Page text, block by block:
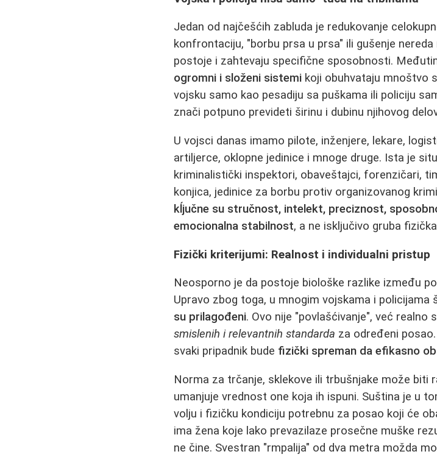
Jedan od najčešćih zabluda je redukovanje
konfrontaciju, "borbu prsa u prsa" ili gušenje
postoje i zahtevaju specifične sposobnosti.
ogromni i složeni sistemi koji obuhvataju mnoštvo
vojsku samo kao pesadiju sa puškama ili policiju
znači potpuno prevideti širinu i dubinu njihovog
U vojsci danas imamo pilote, inženjere, lekare,
artiljerce, oklopne jedinice i mnoge druge. Ista je
kriminalistički inspektori, obaveštajci, forenzičari,
konjica, jedinice za borbu protiv organizovanog
kĺjučne su stručnost, intelekt, preciznost,
emocionalna stabilnost, a ne isključivo gruba
Fizički kriterijumi: Realnost i individualni pristup
Neosporno je da postoje biološke razlike između
Upravo zbog toga, u mnogim vojskama i policijama
su prilagođeni. Ovo nije "povlašćivanje", već realno
smislenih i relevantnih standarda za određeni
svaki pripadnik bude fizički spreman da efikasno
Norma za trčanje, sklekove ili trbušnjake može biti
umanjuje vrednost one koja ih ispuni. Suština je u
volju i fizičku kondiciju potrebnu za posao koji će
ima žena koje lako prevazilaze prosečne muške
ne čine. Svestran "rmpalija" od dva metra možda